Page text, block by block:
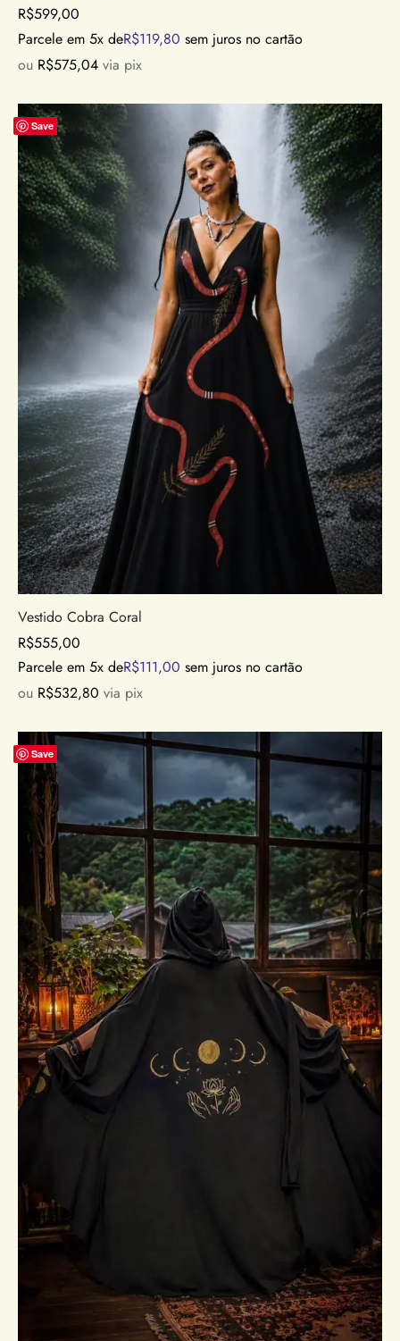
R$599,00
Parcele em 5x deR$119,80 sem juros no cartão
ou R$575,04 via pix
Save
Vestido Cobra Coral
R$555,00
Parcele em 5x deR$111,00 sem juros no cartão
ou R$532,80 via pix
Save